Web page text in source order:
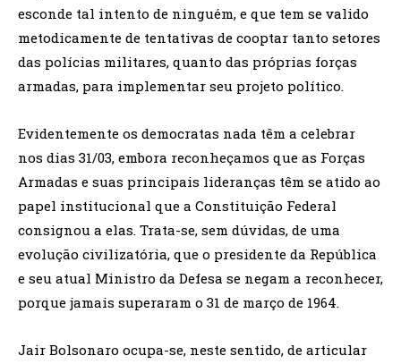
esconde tal intento de ninguém, e que tem se valido
metodicamente de tentativas de cooptar tanto setores
das polícias militares, quanto das próprias forças
armadas, para implementar seu projeto político.
Evidentemente os democratas nada têm a celebrar
nos dias 31/03, embora reconheçamos que as Forças
Armadas e suas principais lideranças têm se atido ao
papel institucional que a Constituição Federal
consignou a elas. Trata-se, sem dúvidas, de uma
evolução civilizatória, que o presidente da República
e seu atual Ministro da Defesa se negam a reconhecer,
porque jamais superaram o 31 de março de 1964.
Jair Bolsonaro ocupa-se, neste sentido, de articular